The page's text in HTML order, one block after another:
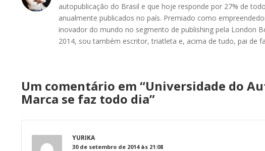
autopublicação do Brasil e que hoje responde por 27% de
anualmente publicados no país. Premiado como
inovador do mundo no segmento de publishing pela London
2014, sou também escritor, triatleta e, acima de tudo, pai de
Um comentário em “Universidade do
Marca se faz todo dia”
YURIKA
30 de setembro de 2014 às 21:08